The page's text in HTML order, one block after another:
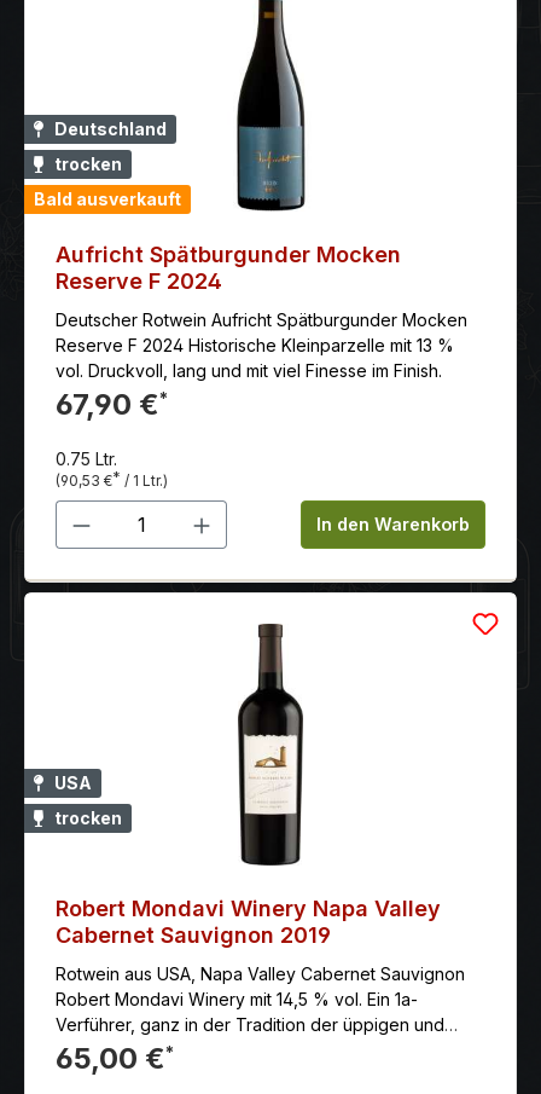
Deutschland
trocken
Bald ausverkauft
Aufricht Spätburgunder Mocken
Reserve F 2024
Deutscher Rotwein Aufricht Spätburgunder Mocken
Reserve F 2024 Historische Kleinparzelle mit 13 %
vol. Druckvoll, lang und mit viel Finesse im Finish.
67,90 €*
0.75 Ltr.
(90,53 €* / 1 Ltr.)
Produkt Anzahl: Gib denIn den Warenkorb
USA
trocken
Robert Mondavi Winery Napa Valley
Cabernet Sauvignon 2019
Rotwein aus USA, Napa Valley Cabernet Sauvignon
Robert Mondavi Winery mit 14,5 % vol. Ein 1a-
Verführer, ganz in der Tradition der üppigen und
zugleich hocheleganten Napa Valley- Cabernet
Sauvignon von Robert Mondavi.
65,00 €*